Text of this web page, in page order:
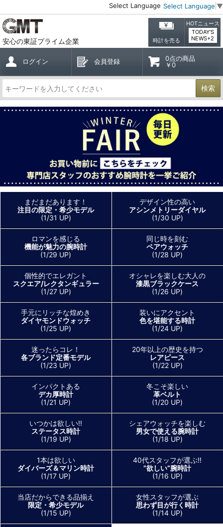
Select Language Select Language ▼
安心の東証プライム企業 時計を売る
HOTニュース
TODAY'S
NEWS+2
ログイン 会員登録
0点の商品
￥0
検索
まだまだあります！
注目の限定・希少モデル
(1/31 UP)
デザイン性の高い
アシンメトリーダイヤル
(1/30 UP)
ロマンを感じる
機能が魅力の腕時計
(1/29 UP)
同じ時を刻む
ペアウォッチ
(1/28 UP)
個性的でエレガント
スクエア/レクタンギュラー
(1/27 UP)
オシャレを楽しむ大人の
漆黒ブラックケース
(1/26 UP)
手元にリッチな煌めき
ダイヤモンドウォッチ
(1/25 UP)
装いにアクセント
色を堪能する時計
(1/24 UP)
迷ったらコレ！
各ブランド定番モデル
(1/23 UP)
20年以上の歴史を持つ
レアピース
(1/22 UP)
インパクトある
デカ厚時計
(1/21 UP)
冬こそ楽しい
革ベルト
(1/20 UP)
いつかは欲しい!!
ステータス時計
(1/19 UP)
シェアウォッチを楽しむ
男女で使える腕時計
(1/18 UP)
1本は欲しい
ダイバーズ＆マリン時計
(1/17 UP)
40代スタッフが選ぶ!!
”欲しい”腕時計
(1/16 UP)
当店だからできる品揃え
限定・希少モデル
(1/15 UP)
女性スタッフが選ぶ
思わず目が行く時計
(1/14 UP)